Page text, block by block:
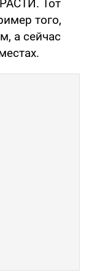
Тот
того,
а сейчас